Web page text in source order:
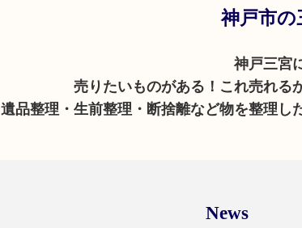
神戸市の
神戸三宮
売りたいものがある！これ売れる
遺品整理・生前整理・断捨離など物を整理し
News